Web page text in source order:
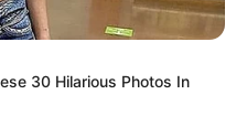
30 Hilarious Photos In